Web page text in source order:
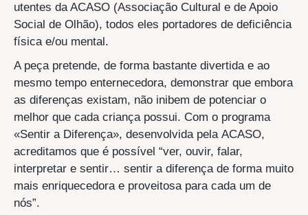
utentes da ACASO (Associação Cultural e de Apoio
Social de Olhão), todos eles portadores de deficiência
física e/ou mental.
A peça pretende, de forma bastante divertida e ao
mesmo tempo enternecedora, demonstrar que embora
as diferenças existam, não inibem de potenciar o
melhor que cada criança possui. Com o programa
«Sentir a Diferença», desenvolvida pela ACASO,
acreditamos que é possível “ver, ouvir, falar,
interpretar e sentir… sentir a diferença de forma muito
mais enriquecedora e proveitosa para cada um de
nós”.